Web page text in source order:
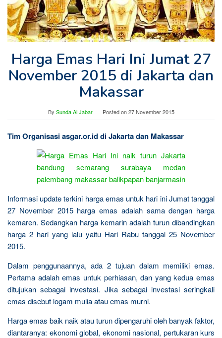
Harga Emas Hari Ini Jumat 27
November 2015 di Jakarta dan
Makassar
By Sunda Al Jabar Posted on27 November 2015
Tim Organisasi asgar.or.id di Jakarta dan Makassar
Informasi update terkini harga emas untuk hari ini Jumat tanggal
27 November 2015 harga emas adalah sama dengan harga
kemaren. Sedangkan harga kemarin adalah turun dibandingkan
harga 2 hari yang lalu yaitu Hari Rabu tanggal 25 November
2015.
Dalam penggunaannya, ada 2 tujuan dalam memiliki emas.
Pertama adalah emas untuk perhiasan, dan yang kedua emas
ditujukan sebagai investasi. Jika sebagai investasi seringkali
emas disebut logam mulia atau emas murni.
Harga emas baik naik atau turun dipengaruhi oleh banyak faktor,
diantaranya: ekonomi global, ekonomi nasional, pertukaran kurs